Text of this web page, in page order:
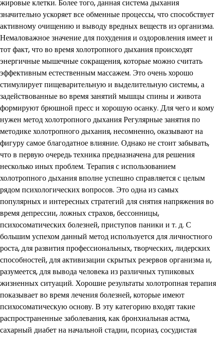
жировые клетки. Более того, данная система дыхания
значительно ускоряет все обменные процессы, что способствует
активному очищению и выводу вредных веществ из организма.
Немаловажное значение для похудения и оздоровления имеет и
тот факт, что во время холотропного дыхания происходят
энергичные мышечные сокращения, которые можно считать
эффективным естественным массажем. Это очень хорошо
стимулирует пищеварительную и выделительную системы, а
задействованные во время занятий мышцы спины и живота
формируют брюшной пресс и хорошую осанку. Для чего и кому
нужен метод холотропного дыхания Регулярные занятия по
методике холотропного дыхания, несомненно, оказывают на
фигуру самое благодатное влияние. Однако не стоит забывать,
что в первую очередь техника предназначена для решения
несколько иных проблем. Терапия с использованием
холотропного дыхания вполне успешно справляется с целым
рядом психологических вопросов. Это одна из самых
популярных и интересных стратегий для снятия напряжения во
время депрессии, ложных страхов, бессонницы,
психосоматических болезней, приступов паники и т. д. С
большим успехом данный метод используется для личностного
роста, для развития профессиональных, творческих, лидерских
способностей, для активизации скрытых резервов организма и,
разумеется, для вывода человека из различных тупиковых
жизненных ситуаций. Хорошие результаты холотропная терапия
показывает во время лечения болезней, которые имеют
психосоматическую основу. В эту категорию входят такие
распространенные заболевания, как бронхиальная астма,
сахарный диабет на начальной стадии, псориаз, сосудистая